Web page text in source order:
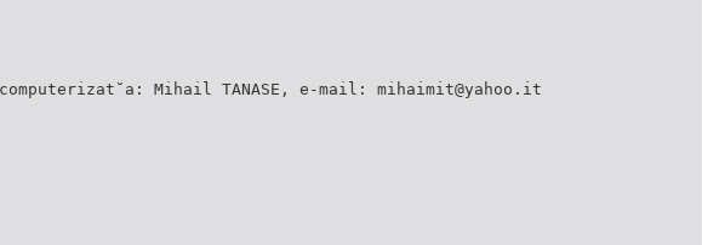
Mihail TANASE, e-mail: mihaimit@yahoo.it